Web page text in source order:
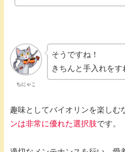
ちにゃこ
そうですね！
きちんと手入れを
趣味としてバイオリンを楽しむ
ンは非常に優れた選択肢です。